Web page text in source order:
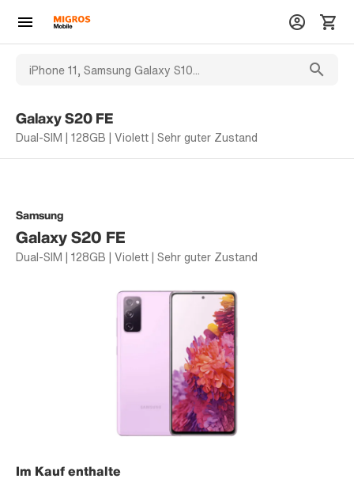
Galaxy S20 FE
Dual-SIM | 128GB | Violett | Sehr guter Zustand
Samsung
Galaxy S20 FE
Dual-SIM | 128GB | Violett | Sehr guter Zustand
Im Kauf enthalte